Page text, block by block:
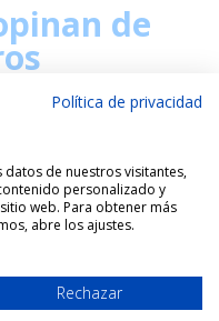
de
utilizamos o
Política de privacidad
de nuestros visitantes,
personalizado y
web. Para obtener más
abre los ajustes.
Rechazar